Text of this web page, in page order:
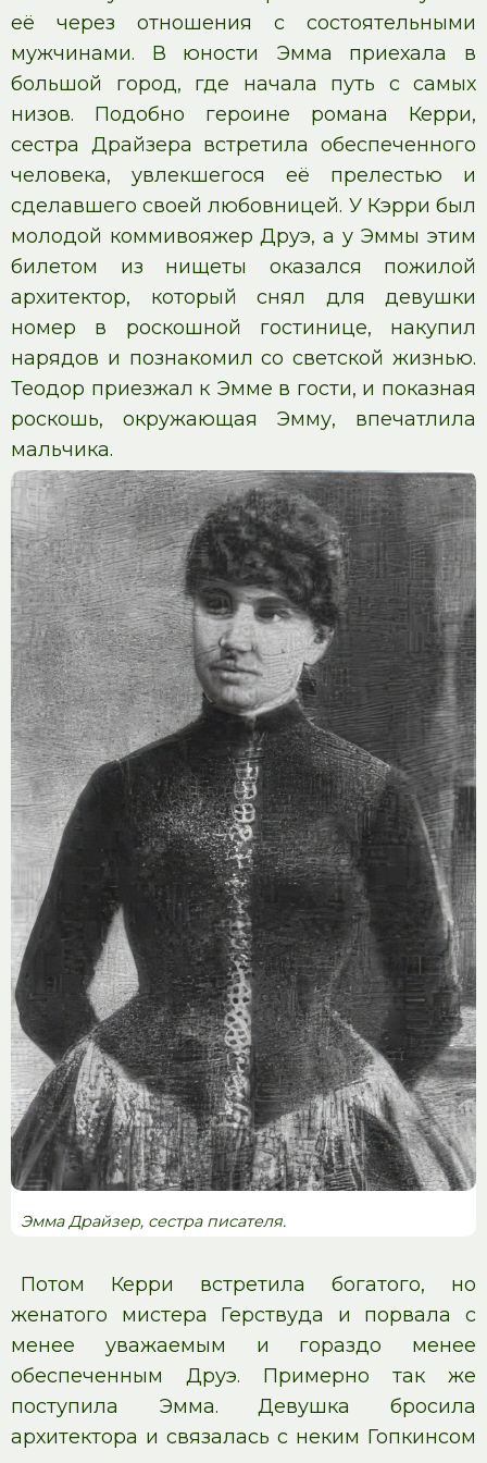
её через отношения с состоятельными
мужчинами. В юности Эмма приехала в
большой город, где начала путь с самых
низов. Подобно героине романа Керри,
сестра Драйзера встретила обеспеченного
человека, увлекшегося её прелестью и
сделавшего своей любовницей. У Кэрри был
молодой коммивояжер Друэ, а у Эммы этим
билетом из нищеты оказался пожилой
архитектор, который снял для девушки
номер в роскошной гостинице, накупил
нарядов и познакомил со светской жизнью.
Теодор приезжал к Эмме в гости, и показная
роскошь, окружающая Эмму, впечатлила
мальчика.
Эмма Драйзер, сестра писателя.
Потом Керри встретила богатого, но
женатого мистера Герствуда и порвала с
менее уважаемым и гораздо менее
обеспеченным Друэ. Примерно так же
поступила Эмма. Девушка бросила
архитектора и связалась с неким Гопкинсом